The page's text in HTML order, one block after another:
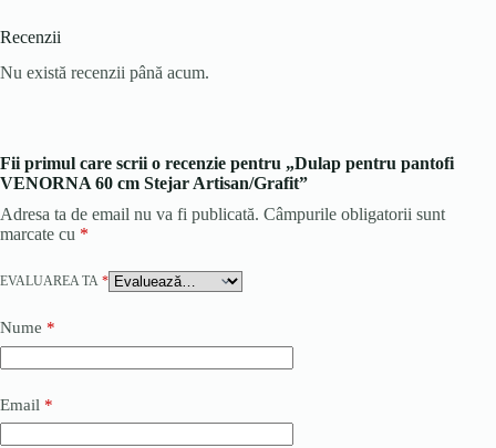
Recenzii
Nu există recenzii până acum.
Fii primul care scrii o recenzie pentru „Dulap pentru pantofi
VENORNA 60 cm Stejar Artisan/Grafit”
Adresa ta de email nu va fi publicată. Câmpurile obligatorii sunt
marcate cu *
EVALUAREA TA *
Nume *
Email *